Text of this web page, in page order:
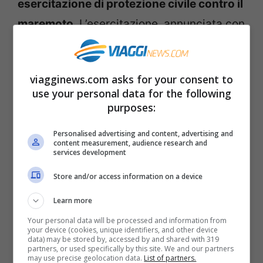
esercitazione di protezione civile contro il
maremoto. L’esercitazione, annunciata con
un comunicato dalla Giunta regionale, sarà
basata sul modello
che prevedequattro scenari: uno per il
Mediterraneo occidentale, uno per il
Mediterraneo orientale e infine per
l’Atlantico nord-orientale.
Lo scenario che riguarda l’Italia, in
particolare le RegioniBasilicata,Sicilia,
CalabriaePuglia , e sul quale si svolgerà
viagginews.com asks for your consent to
use your personal data for the following
purposes:
Personalised advertising and content, advertising and
content measurement, audience research and
services development
Store and/or access information on a device
Learn more
Your personal data will be processed and information from
your device (cookies, unique identifiers, and other device
data) may be stored by, accessed by and shared with 319
partners, or used specifically by this site. We and our partners
may use precise geolocation data. List of partners.